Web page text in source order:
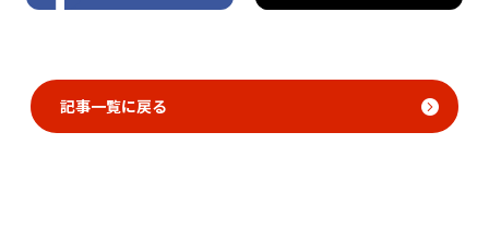
記事一覧に戻る